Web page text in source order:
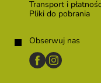
Transport i
Pliki do pobrania
Obserwuj nas